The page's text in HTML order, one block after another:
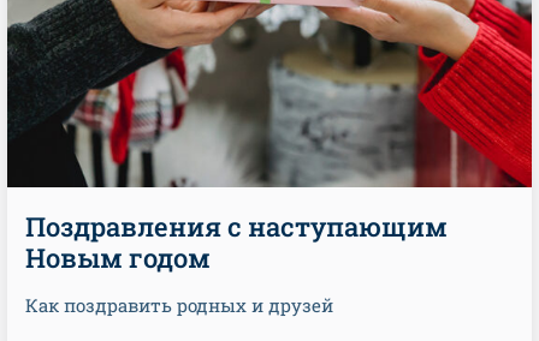
Поздравления с наступающим
Новым годом
Как поздравить родных и друзей